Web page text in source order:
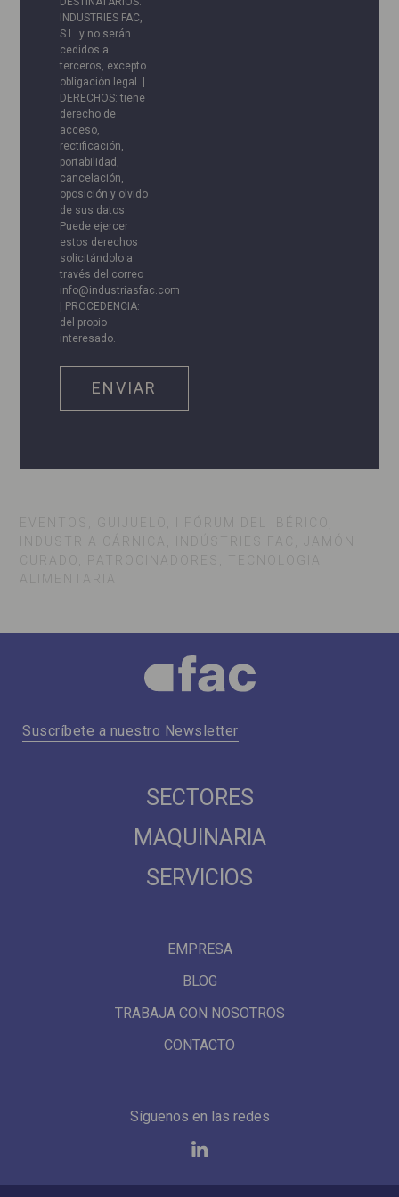
INDUSTRIES FAC,
S.L. y no serán
cedidos a
terceros, excepto
obligación legal. |
DERECHOS: tiene
derecho de
acceso,
rectificación,
portabilidad,
cancelación,
oposición y olvido
de sus datos.
Puede ejercer
estos derechos
solicitándolo a
través del correo
info@industriasfac.com
| PROCEDENCIA:
del propio
interesado.
EVENTOS, GUIJUELO, I FÓRUM DEL IBÉRICO,
INDUSTRIA CÁRNICA, INDÚSTRIES FAC, JAMÓN
CURADO, PATROCINADORES, TECNOLOGIA
ALIMENTARIA
Suscríbete a nuestro Newsletter
SECTORES
MAQUINARIA
SERVICIOS
EMPRESA
BLOG
TRABAJA CON NOSOTROS
CONTACTO
Síguenos en las redes